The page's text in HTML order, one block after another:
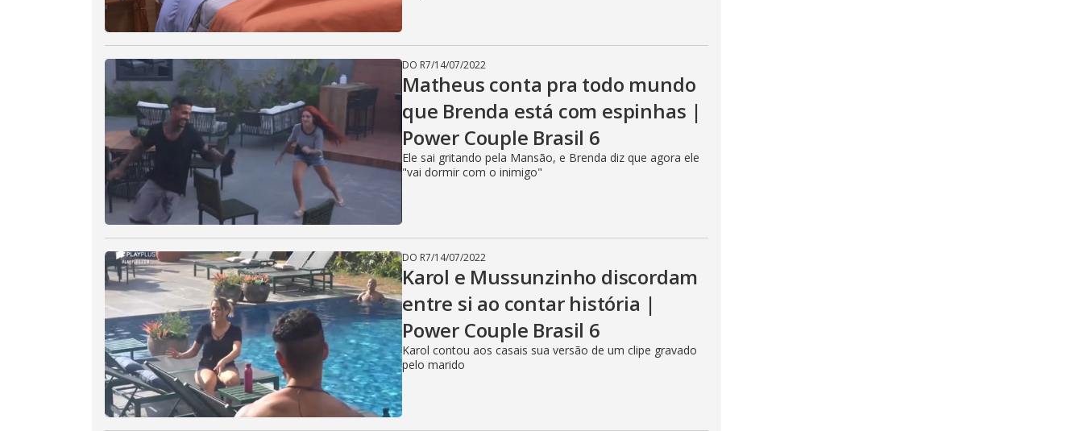
DO R7/14/07/2022
Matheus conta pra todo mundo
que Brenda está com espinhas |
Power Couple Brasil 6
Ele sai gritando pela Mansão, e Brenda diz que agora ele
"vai dormir com o inimigo"
DO R7/14/07/2022
Karol e Mussunzinho discordam
entre si ao contar história |
Power Couple Brasil 6
Karol contou aos casais sua versão de um clipe gravado
pelo marido